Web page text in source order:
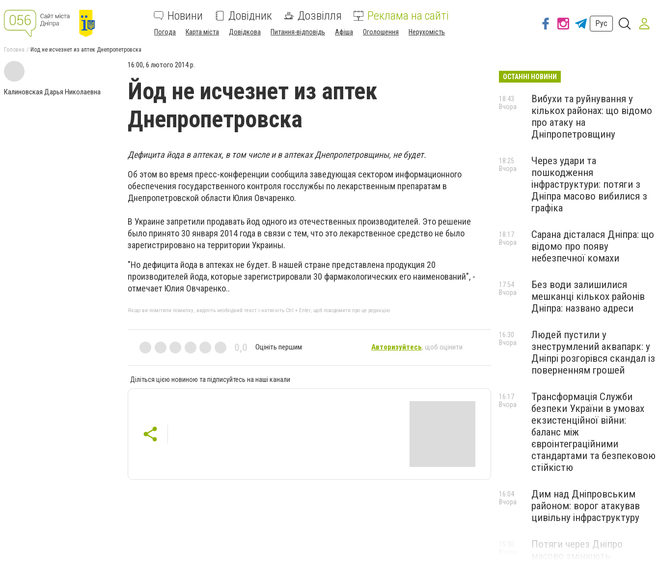
Новини Довідник Дозвілля Реклама на сайті
Погода Карта міста Довідкова Питання-відповідь Афіша Оголошення Нерухомість
Рус
Головна Йод не исчезнет из аптек Днепропетровска
Калиновская Дарья Николаевна
16:00, 6 лютого 2014 р.
Йод не исчезнет из аптек
Днепропетровска
Дефицита йода в аптеках, в том числе и в аптеках Днепропетровщины, не будет.
Об этом во время пресс-конференции сообщила заведующая сектором информационного
обеспечения государственного контроля госслужбы по лекарственным препаратам в
Днепропетровской области Юлия Овчаренко.
В Украине запретили продавать йод одного из отечественных производителей. Это решение
было принято 30 января 2014 года в связи с тем, что это лекарственное средство не было
зарегистрировано на территории Украины.
"Но дефицита йода в аптеках не будет. В нашей стране представлена продукция 20
производителей йода, которые зарегистрировали 30 фармакологических его наименований", -
отмечает Юлия Овчаренко..
Якщо ви помітили помилку, виділіть необхідний текст і натисніть Ctrl + Enter, щоб повідомити про це редакцію
0,0 Оцініть першим Авторизуйтесь, щоб оцінити
Діліться цією новиною та підписуйтесь на наші канали
ОСТАННІ НОВИНИ
Вибухи та руйнування у
кількох районах: що відомо
про атаку на
Дніпропетровщину
18:43
Вчора
Через удари та
пошкодження
інфраструктури: потяги з
Дніпра масово вибилися з
графіка
18:25
Вчора
Сарана дісталася Дніпра: що
відомо про появу
небезпечної комахи
18:17
Вчора
Без води залишилися
мешканці кількох районів
Дніпра: названо адреси
17:54
Вчора
Людей пустили у
знеструмлений аквапарк: у
Дніпрі розгорівся скандал із
поверненням грошей
16:30
Вчора
Трансформація Служби
безпеки України в умовах
екзистенційної війни:
баланс між
євроінтеграційними
стандартами та безпековою
стійкістю
16:17
Вчора
Дим над Дніпровським
районом: ворог атакував
цивільну інфраструктуру
16:04
Вчора
Потяги через Дніпро